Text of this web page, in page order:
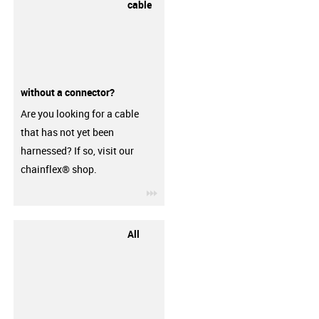
cable
without a connector?
Are you looking for a cable
that has not yet been
harnessed? If so, visit our
chainflex® shop.
All